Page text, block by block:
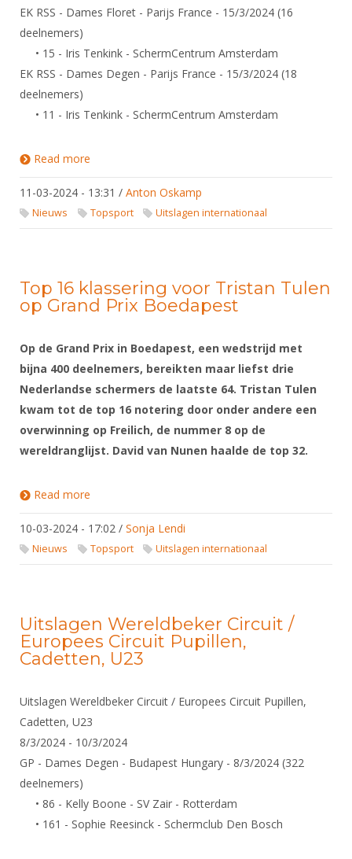
EK RSS - Dames Floret - Parijs France - 15/3/2024 (16
deelnemers)
• 15 - Iris Tenkink - SchermCentrum Amsterdam
EK RSS - Dames Degen - Parijs France - 15/3/2024 (18
deelnemers)
• 11 - Iris Tenkink - SchermCentrum Amsterdam
Read more
11-03-2024 - 13:31 / Anton Oskamp
Nieuws Topsport Uitslagen internationaal
Top 16 klassering voor Tristan Tulen
op Grand Prix Boedapest
Op de Grand Prix in Boedapest, een wedstrijd met
bijna 400 deelnemers, bereikten maar liefst drie
Nederlandse schermers de laatste 64. Tristan Tulen
kwam tot de top 16 notering door onder andere een
overwinning op Freilich, de nummer 8 op de
wereldranglijst. David van Nunen haalde de top 32.
Read more
10-03-2024 - 17:02 / Sonja Lendi
Nieuws Topsport Uitslagen internationaal
Uitslagen Wereldbeker Circuit /
Europees Circuit Pupillen,
Cadetten, U23
Uitslagen Wereldbeker Circuit / Europees Circuit Pupillen,
Cadetten, U23
8/3/2024 - 10/3/2024
GP - Dames Degen - Budapest Hungary - 8/3/2024 (322
deelnemers)
• 86 - Kelly Boone - SV Zair - Rotterdam
• 161 - Sophie Reesinck - Schermclub Den Bosch